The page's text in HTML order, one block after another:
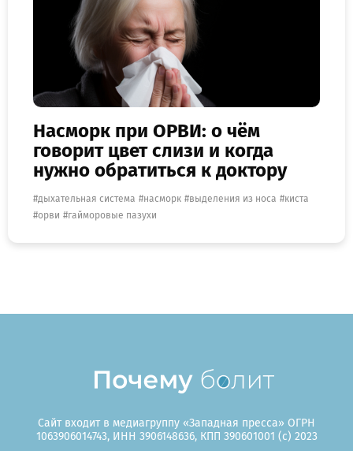
Насморк при ОРВИ: о чём
говорит цвет слизи и когда
нужно обратиться к доктору
дыхательная система насморк выделения из носа
киста
орви
гайморовые пазухи
Сайт входит в медиагруппу «Западная пресса» ОГРН
1063906014743, ИНН 3906148636, КПП 390601001 (c) 2023